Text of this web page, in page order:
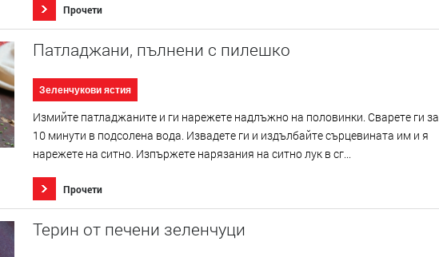
Прочети
Патладжани, пълнени с пилешко
Зеленчукови ястия
Измийте патладжаните и ги нарежете надлъжно на половинки. Сварете ги за
10 минути в подсолена вода. Извадете ги и издълбайте сърцевината им и я
нарежете на ситно. Изпържете нарязания на ситно лук в сг...
Прочети
Терин от печени зеленчуци